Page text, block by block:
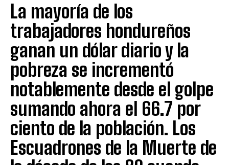
La mayoría de los
trabajadores hondureños
ganan un dólar diario y la
pobreza se incrementó
notablemente desde el golpe
sumando ahora el 66.7 por
ciento de la población. Los
Escuadrones de la Muerte de